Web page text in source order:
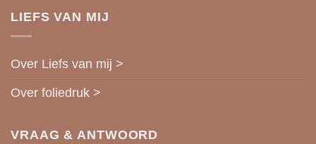
LIEFS VAN MIJ
Over Liefs van mij >
Over foliedruk >
VRAAG & ANTWOORD